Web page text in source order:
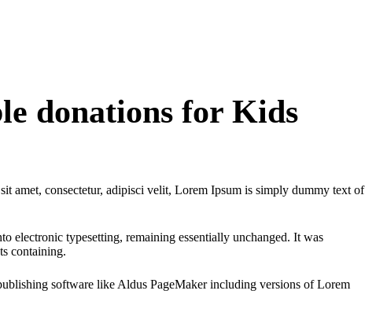
donations for Kids
amet, consectetur, adipisci velit, Lorem Ipsum is simply dummy text of
electronic typesetting, remaining essentially unchanged. It was
containing.
software like Aldus PageMaker including versions of Lorem